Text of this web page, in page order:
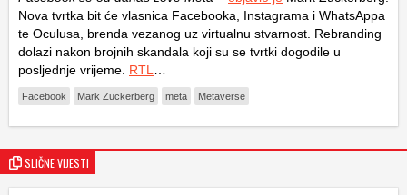
Nova tvrtka bit će vlasnica Facebooka, Instagrama i WhatsAppa
te Oculusa, brenda vezanog uz virtualnu stvarnost. Rebranding
dolazi nakon brojnih skandala koji su se tvrtki dogodile u
posljednje vrijeme. RTL
Facebook Mark Zuckerberg meta Metaverse
SLIČNE VIJESTI